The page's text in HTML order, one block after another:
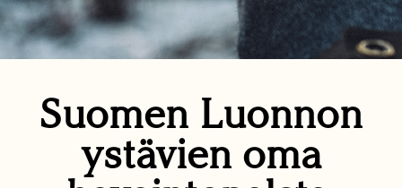
Suomen Luonnon
ystävien oma